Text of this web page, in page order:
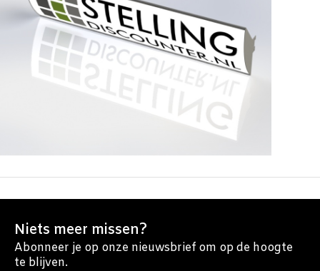
Niets meer missen?
Abonneer je op onze nieuwsbrief om op de hoogte
te blijven.